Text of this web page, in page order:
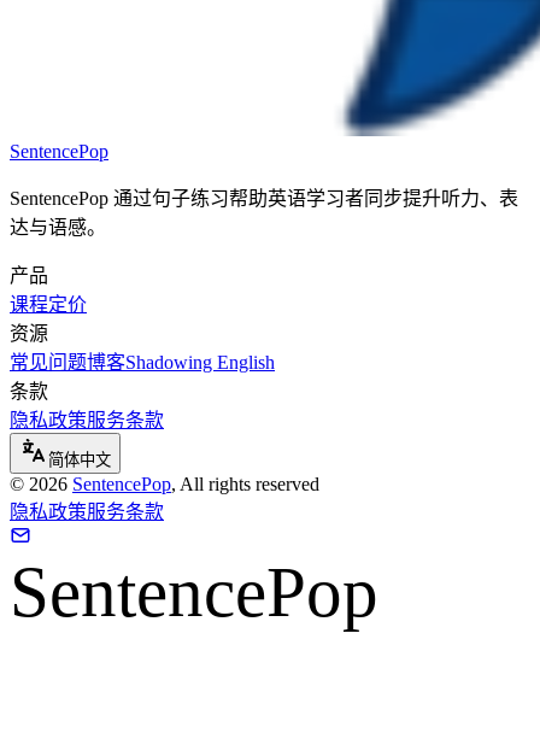
SentencePop
SentencePop 通过句子练习帮助英语学习者同步提升听力、表
达与语感。
产品
课程定价
资源
常见问题博客Shadowing English
条款
隐私政策服务条款
简体中文
© 2026 SentencePop, All rights reserved
隐私政策服务条款
SentencePop